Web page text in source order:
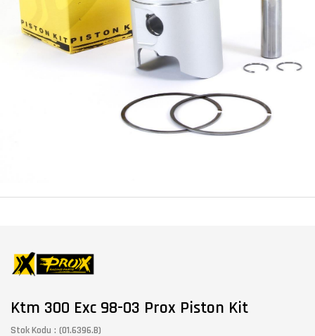
Ktm 300 Exc 98-03 Prox Piston Kit
Stok Kodu (01.6396.B)